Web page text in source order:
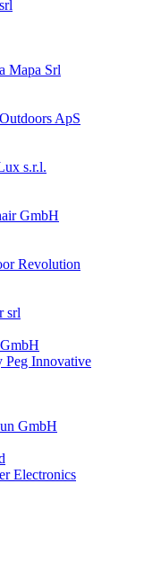
Mapa Srl
ApS
s.r.l.
GmbH
Revolution
srl
Peg Innovative
GmbH
Electronics